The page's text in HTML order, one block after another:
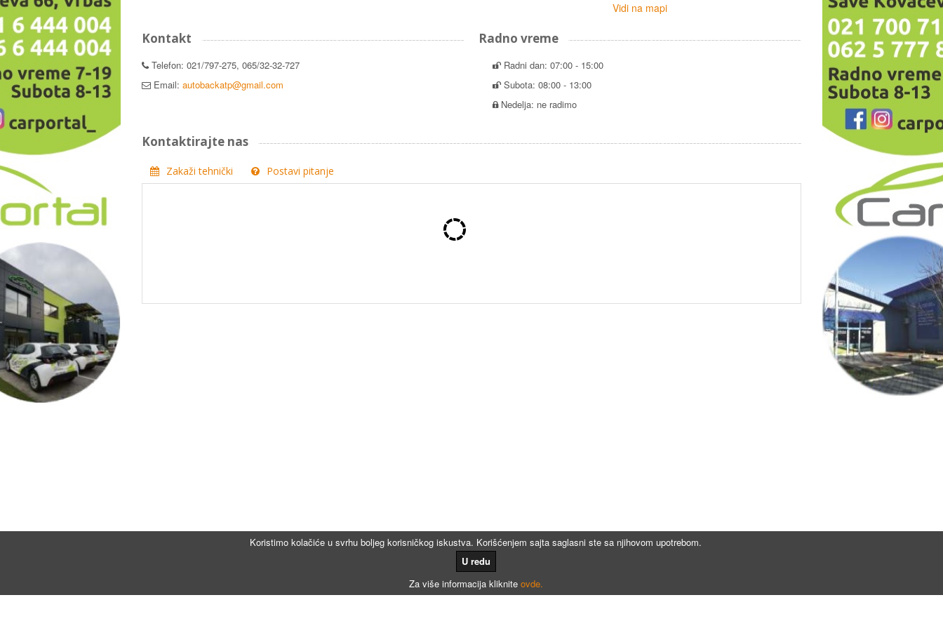
Koristimo kolačiće u svrhu boljeg korisničkog iskustva. Korišćenjem sajta saglasni ste sa njihovom upotrebom.
U redu
Za više informacija kliknite ovde.
Vidi na mapi
Kontakt
Telefon: 021/797-275, 065/32-32-727
Email: autobackatp@gmail.com
Radno vreme
Radni dan: 07:00 - 15:00
Subota: 08:00 - 13:00
Nedelja: ne radimo
Kontaktirajte nas
Zakaži tehnički Postavi pitanje
Kalkulatori Brzi linkovi